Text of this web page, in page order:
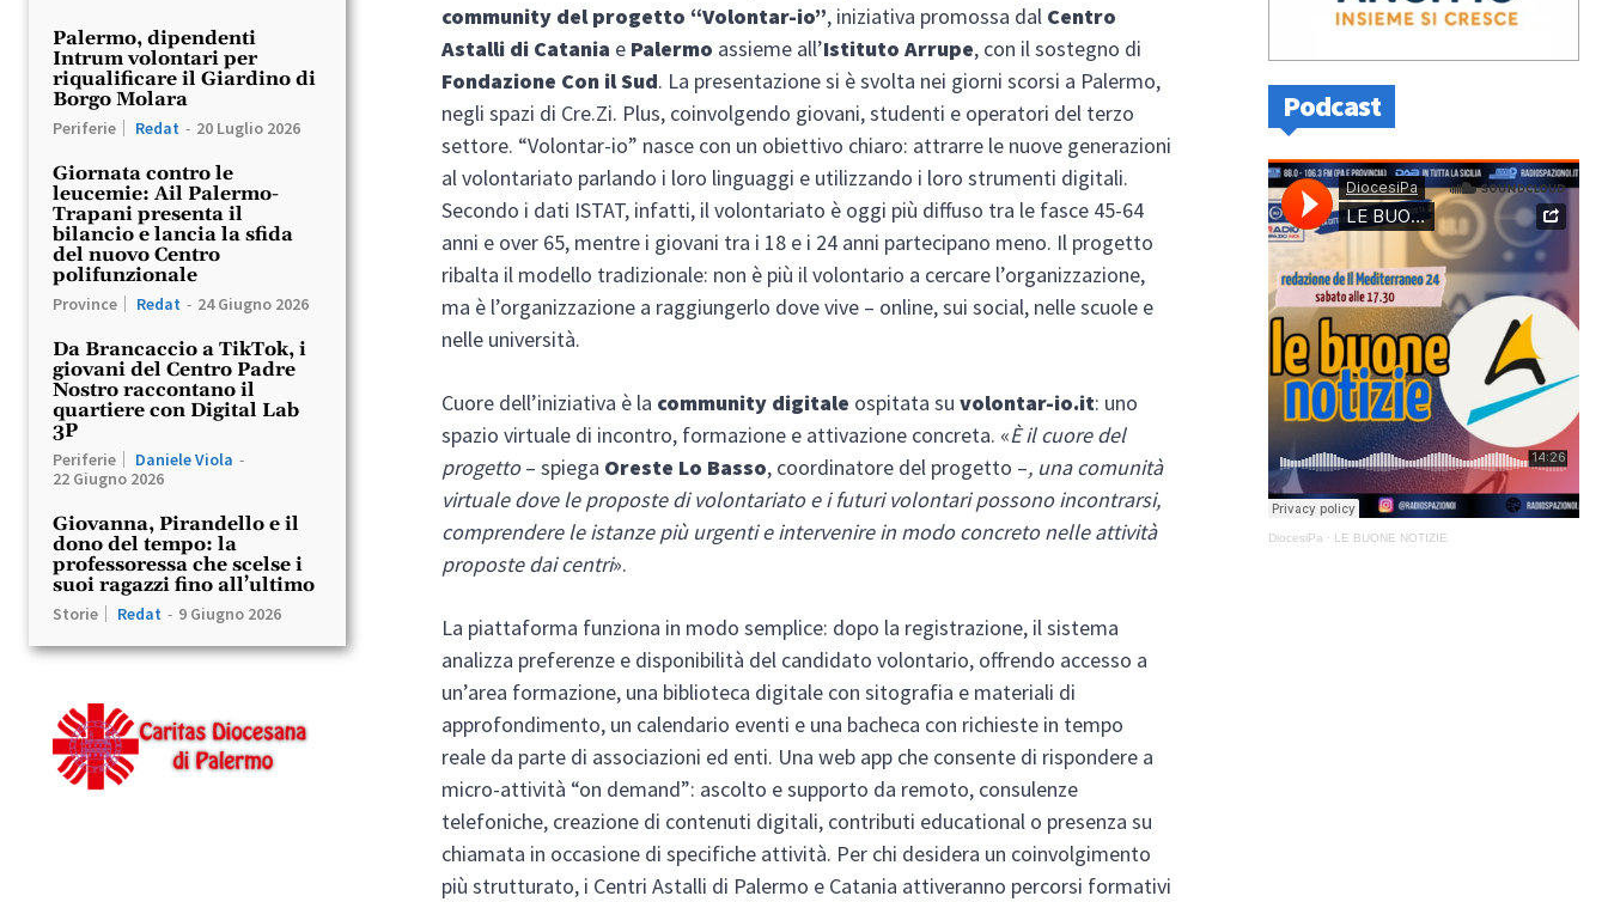
Palermo, dipendenti
Intrum volontari per
riqualificare il Giardino di
Borgo Molara
Periferie Redat - 20 Luglio 2026
Giornata contro le
leucemie: Ail Palermo-
Trapani presenta il
bilancio e lancia la sfida
del nuovo Centro
polifunzionale
Province Redat - 24 Giugno 2026
Da Brancaccio a TikTok, i
giovani del Centro Padre
Nostro raccontano il
quartiere con Digital Lab
3P
Periferie Daniele Viola -
22 Giugno 2026
Giovanna, Pirandello e il
dono del tempo: la
professoressa che scelse i
suoi ragazzi fino all’ultimo
Storie Redat - 9 Giugno 2026
community del progetto “Volontar-io”, iniziativa promossa dal Centro
Astalli di Catania e Palermo assieme all’Istituto Arrupe, con il sostegno di
Fondazione Con il Sud. La presentazione si è svolta nei giorni scorsi a Palermo,
negli spazi di Cre.Zi. Plus, coinvolgendo giovani, studenti e operatori del terzo
settore. “Volontar-io” nasce con un obiettivo chiaro: attrarre le nuove generazioni
al volontariato parlando i loro linguaggi e utilizzando i loro strumenti digitali.
Secondo i dati ISTAT, infatti, il volontariato è oggi più diffuso tra le fasce 45-64
anni e over 65, mentre i giovani tra i 18 e i 24 anni partecipano meno. Il progetto
ribalta il modello tradizionale: non è più il volontario a cercare l’organizzazione,
ma è l’organizzazione a raggiungerlo dove vive – online, sui social, nelle scuole e
nelle università.
Cuore dell’iniziativa è la community digitale ospitata suvolontar-io.it: uno
spazio virtuale di incontro, formazione e attivazione concreta. «È il cuore del
progetto– spiega Oreste Lo Basso, coordinatore del progetto –, una comunità
virtuale dove le proposte di volontariato e i futuri volontari possono incontrarsi,
comprendere le istanze più urgenti e intervenire in modo concreto nelle attività
proposte dai centri».
La piattaforma funziona in modo semplice: dopo la registrazione, il sistema
analizza preferenze e disponibilità del candidato volontario, offrendo accesso a
un’area formazione, una biblioteca digitale con sitografia e materiali di
approfondimento, un calendario eventi e una bacheca con richieste in tempo
reale da parte di associazioni ed enti. Una web app che consente di rispondere a
micro-attività “on demand”: ascolto e supporto da remoto, consulenze
telefoniche, creazione di contenuti digitali, contributi educational o presenza su
chiamata in occasione di specifiche attività. Per chi desidera un coinvolgimento
più strutturato, i Centri Astalli di Palermo e Catania attiveranno percorsi formativi
Podcast
DiocesiPa · LE BUONE NOTIZIE